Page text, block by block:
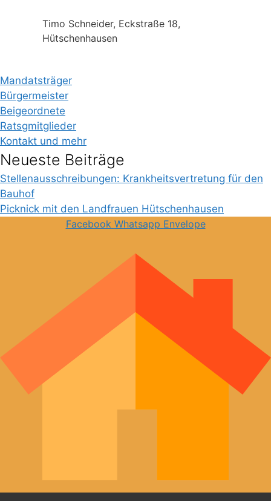
Timo Schneider, Eckstraße 18,
Hütschenhausen
Mandatsträger
Bürgermeister
Beigeordnete
Ratsgmitglieder
Kontakt und mehr
Neueste Beiträge
Stellenausschreibungen: Krankheitsvertretung für den
Bauhof
Picknick mit den Landfrauen Hütschenhausen
Facebook Whatsapp Envelope